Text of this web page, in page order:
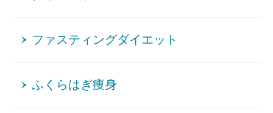
ファスティングダイエット
ふくらはぎ痩身